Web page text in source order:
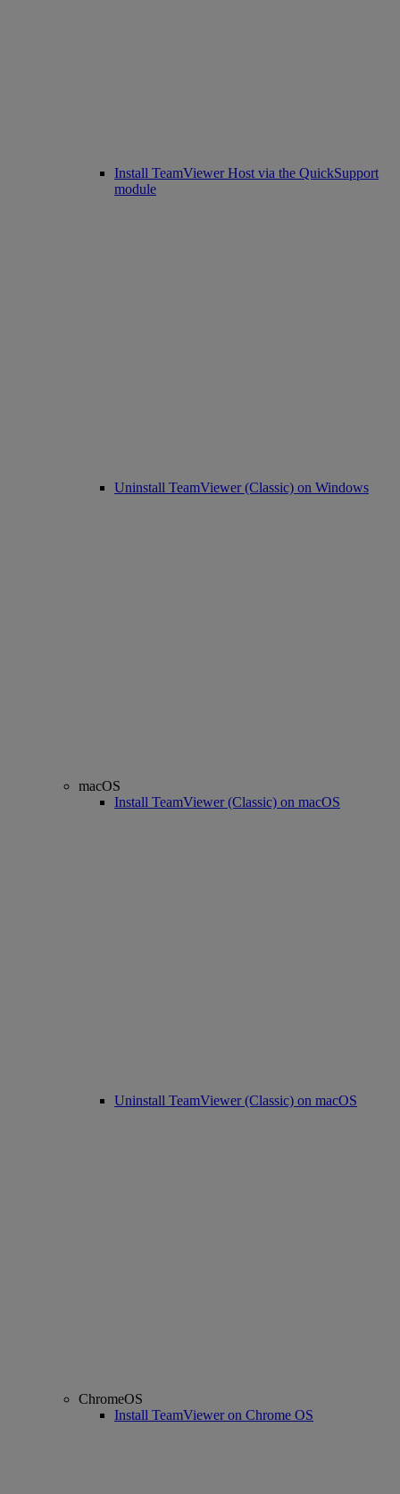
Install TeamViewer Host via the QuickSupport
module
Uninstall TeamViewer (Classic) on Windows
macOS
Install TeamViewer (Classic) on macOS
Uninstall TeamViewer (Classic) on macOS
ChromeOS
Install TeamViewer on Chrome OS